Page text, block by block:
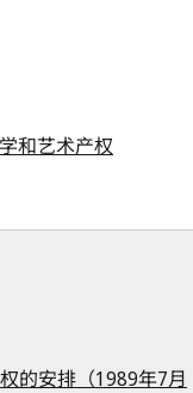
和艺术产权
的安排（1989年7月